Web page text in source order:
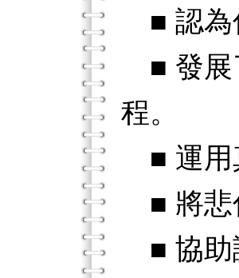
■ 認為
■ 發展
程。
■ 運用
■ 將悲
■ 協助